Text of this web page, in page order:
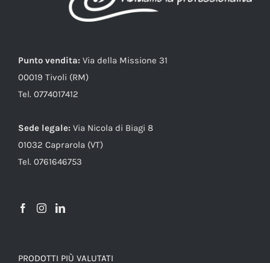
Punto vendita: Via della Missione 31
00019 Tivoli (RM)
Tel. 0774017412
Sede legale: Via Nicola di Biagi 8
01032 Caprarola (VT)
Tel. 0761646753
PRODOTTI PIÙ VALUTATI